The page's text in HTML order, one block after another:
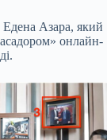
Едена Азара, який
онлайн-